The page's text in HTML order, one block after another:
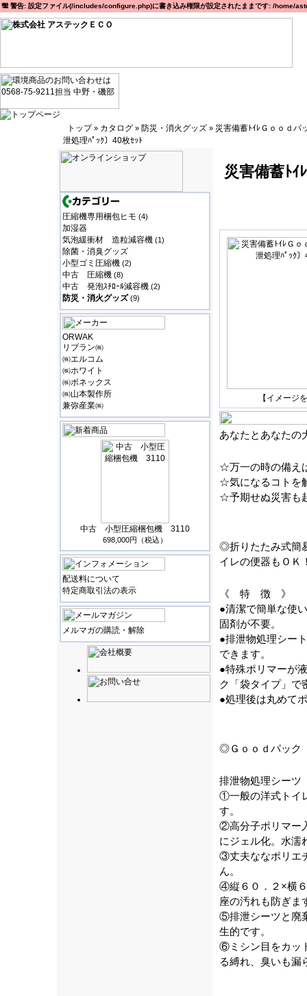
警告: 設定ファイル(/includes/configure.php)に書き込み権限が設定されたままです: /
トップ» カタログ » 防災・消火グッズ » 災害備蓄ﾄｲﾚＧｏｏｄパ
泄処理ﾊﾟｯｸ〕40枚ｾｯﾄ
圧縮機専用梱包ヒモ (4)
加湿器
気泡緩衝材 造粒減容機 (1)
除菌・消臭グッズ
小型ゴミ圧縮機 (2)
中古 圧縮機 (8)
中古 発泡ｽﾁﾛｰﾙ減容機 (2)
防災・消火グッズ(9)
ORWAK
リブラン㈱
㈱エルコム
㈱ホワイト
㈱ボネックス
㈱山本製作所
兼弥産業㈱
中古 小型圧縮梱包機 3110
698,000円（税込）
配送料について
特定商取引法の表示
メルマガの購読・解除
災害備蓄ﾄｲ
【イメージ
あなたとあなたの
☆万一の時の備え
☆気になるコトを
☆予期せぬ災害も
◎折りたたみ式簡
イレの便器もＯＫ
《 特 徴 》
●清潔で簡単な使
固剤が不要。
●排泄物処理シー
できます。
●特殊ポリマーが
ク「袋タイプ」で
●処理後は丸めて
◎Ｇｏｏｄパック
排泄物処理シーツ
①一般の洋式トイ
す。
②高分子ポリマー
にジェル化。水濡
③丈夫ななポリエ
ん。
④縦６０．２×横
座の汚れも防ぎま
⑤排泄シーツと廃
生的です。
⑥ミシン目をカッ
る縛れ、臭いも漏